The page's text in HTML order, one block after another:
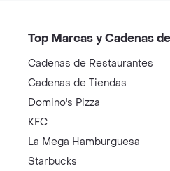
Top Marcas y Cadenas
Cadenas de Restaurantes
Cadenas de Tiendas
Domino's Pizza
KFC
La Mega Hamburguesa
Starbucks